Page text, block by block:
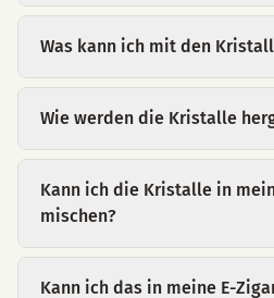
Was kann ich mit den
Wie werden die Kristalle
Kann ich die Kristalle in
mischen?
Kann ich das in meine E-